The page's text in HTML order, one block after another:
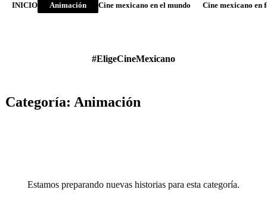
INICIO Animación Cine mexicano en el mundo Cine mexicano en
#EligeCineMexicano
Categoría: Animación
Estamos preparando nuevas historias para esta categoría.